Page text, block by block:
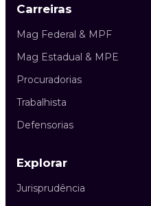
Carreiras
Mag Federal & MPF
Mag Estadual & MPE
Procuradorias
Trabalhista
Defensorias
Explorar
Jurisprudência